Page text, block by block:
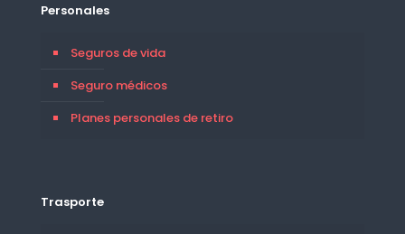
Personales
Seguros de vida
Seguro médicos
Planes personales de retiro
Trasporte